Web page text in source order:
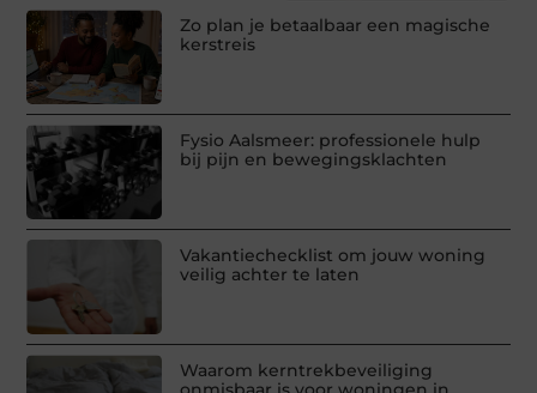
Zo plan je betaalbaar een magische
kerstreis
Fysio Aalsmeer: professionele hulp
bij pijn en bewegingsklachten
Vakantiechecklist om jouw woning
veilig achter te laten
Waarom kerntrekbeveiliging